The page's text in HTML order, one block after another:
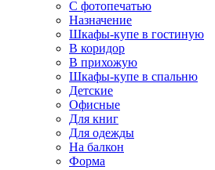
С фотопечатью
Назначение
Шкафы-купе в гостиную
В коридор
В прихожую
Шкафы-купе в спальню
Детские
Офисные
Для книг
Для одежды
На балкон
Форма